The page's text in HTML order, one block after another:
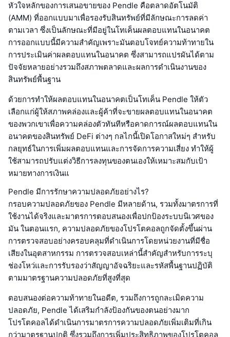
หัวใจหลักของการเสนอขายของ Pendle คือตลาดอัตโนมัติ
(AMM) ที่ออกแบบมาเพื่อรองรับสินทรัพย์ที่มีลักษณะการลดค่า
ตามเวลา ซึ่งเป็นลักษณะที่มีอยู่ในโทเค็นผลตอบแทนในอนาคต
การออกแบบนี้มีความสำคัญเพราะมันตอบโจทย์ความท้าทายใน
การประเมินค่าผลตอบแทนในอนาคต ซึ่งสามารถแปรผันได้ตาม
ปัจจัยหลายอย่างรวมถึงสภาพตลาดและผลการดำเนินงานของ
สินทรัพย์พื้นฐาน
ด้วยการทำให้ผลตอบแทนในอนาคตเป็นโทเค็น Pendle ให้ตัว
เลือกแก่ผู้ให้สภาพคล่องและผู้ค้าที่จะขายผลตอบแทนในอนาคต
ของพวกเขาเพื่อความคล่องตัวทันทีหรือคาดการณ์ผลตอบแทนใน
อนาคตของสินทรัพย์ DeFi ต่างๆ กลไกนี้เปิดโอกาสใหม่ๆ สำหรับ
กลยุทธ์ในการเพิ่มผลตอบแทนและการจัดการความเสี่ยง ทำให้ผู้
ใช้สามารถปรับแต่งวิธีการลงทุนของตนเองให้เหมาะสมกับเป้า
หมายทางการเงินแ
Pendle มีการรักษาความปลอดภัยอย่างไร?
กรอบความปลอดภัยของ Pendle มีหลายด้าน, รวมทั้งมาตรการที่
ใช้งานได้จริงและมาตรการตอบสนองเพื่อปกป้องระบบนิเวศของ
มัน ในตอนแรก, ความปลอดภัยของโปรโตคอลถูกจัดตั้งขึ้นผ่าน
การตรวจสอบอย่างครอบคลุมที่ดำเนินการโดยหน่วยงานที่มีชื่อ
เสียงในอุตสาหกรรม การตรวจสอบเหล่านี้สำคัญสำหรับการระบุ
ช่องโหว่และการรับรองว่าสัญญาอัจฉริยะและรหัสพื้นฐานปฏิบัติ
ตามมาตรฐานความปลอดภัยที่สูงที่สุด
ตอบสนองต่อความท้าทายในอดีต, รวมถึงการถูกละเมิดความ
ปลอดภัย, Pendle ได้เสริมกำลังป้องกันของตนอย่างมาก
โปรโตคอลได้ดำเนินการมาตรการความปลอดภัยเพิ่มเติมที่เกิน
กว่ามาตรฐานปกติ ซึ่งรวมถึงการเพิ่มประสิทธิภาพของโปรโตคอล